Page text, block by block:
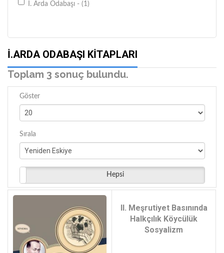
İ. Arda Odabaşı - (1)
İ.ARDA ODABAŞI KITAPLARI
Toplam 3 sonuç bulundu.
Göster
Sırala
Hepsi
II. Meşrutiyet Basınında
Halkçılık Köycülük
Sosyalizm